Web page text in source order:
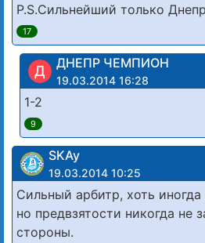
P.S.Сильнейший только
17
Д ДНЕПР ЧЕМПИОН
19.03.2014 16:28
1-2
9
SKAy
19.03.2014 10:25
Сильный арбитр, хоть
но предвзятости никогда не
стороны.